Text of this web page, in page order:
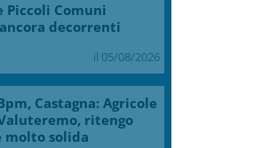
Piccoli Comuni
decorrenti
il 05/08/2026
Castagna: Agricole
ritengo
molto solida